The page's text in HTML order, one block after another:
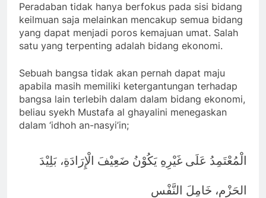
Peradaban tidak hanya berfokus pada sisi bidang
keilmuan saja melainkan mencakup semua bidang
yang dapat menjadi poros kemajuan umat. Salah
satu yang terpenting adalah bidang ekonomi.
Sebuah bangsa tidak akan pernah dapat maju
apabila masih memiliki ketergantungan terhadap
bangsa lain terlebih dalam dalam bidang ekonomi,
beliau syekh Mustafa al ghayalini menegaskan
dalam ‘idhoh an-nasyi’in;
الْمُعْتَمِدُ عَلَى غَيْرِهِ يَكُوْنُ ضَعِيْفَ الْإِرَادَةِ، بَلِيْدَ
الحَزْمِ، خَامِلَ النَّفْسِ